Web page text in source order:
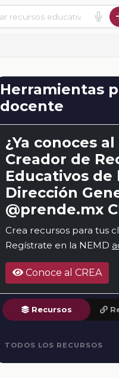
Herramientas
docente
¿Ya conoces al
Creador de
Educativos de
Dirección
@prende.mx
Crea recursos para tus
Regístrate en la NEMD
Conoce al CREA
Recursos
TODOS LOS RECURSOS